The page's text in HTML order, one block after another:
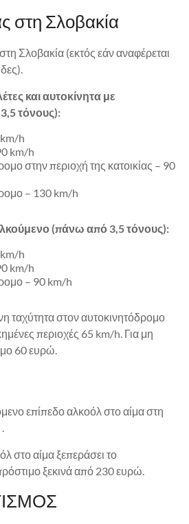
στη Σλοβακία
Σλοβακία (εκτός εάν αναφέρεται
και αυτοκίνητα με
τόνους):
km/h
km/h
στην περιοχή της κατοικίας – 90
– 130 km/h
(πάνω από 3,5 τόνους):
km/h
km/h
– 90 km/h
ταχύτητα στον αυτοκινητόδρομο
περιοχές 65 km/h. Για μη
60 ευρώ.
επίπεδο αλκοόλ στο αίμα στη
στο αίμα ξεπεράσει το
ξεκινά από 230 ευρώ.